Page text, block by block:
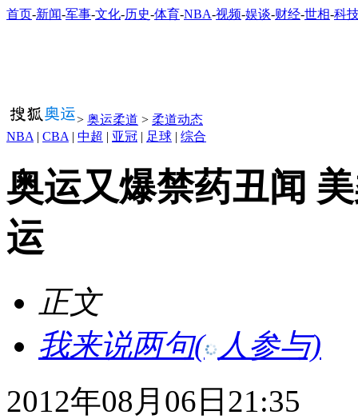
首页-新闻-军事-文化-历史-体育-NBA-视频-娱谈-财经-世相-科
> 奥运柔道 > 柔道动态
NBA | CBA | 中超 | 亚冠 | 足球 | 综合
奥运又爆禁药丑闻
运
正文
我来说两句( 人参与)
2012年08月06日21:35